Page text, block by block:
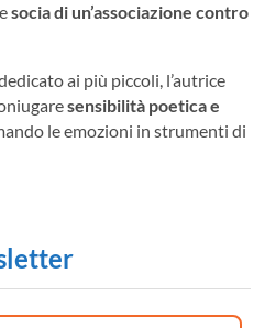
socia di un’associazione contro
ai più piccoli, l’autrice
sensibilità poetica e
le emozioni in strumenti di